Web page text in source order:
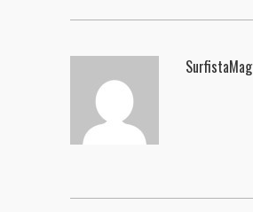
SurfistaMag